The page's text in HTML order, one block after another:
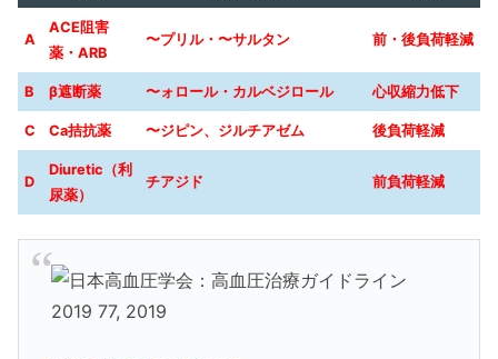
A
ACE阻害
薬・ARB
〜プリル・〜サルタン 前・後負荷軽減
B β遮断薬 〜ォロール・カルベジロール 心収縮力低下
C Ca拮抗薬 〜ジピン、ジルチアゼム 後負荷軽減
D
Diuretic（利
尿薬）
チアジド 前負荷軽減